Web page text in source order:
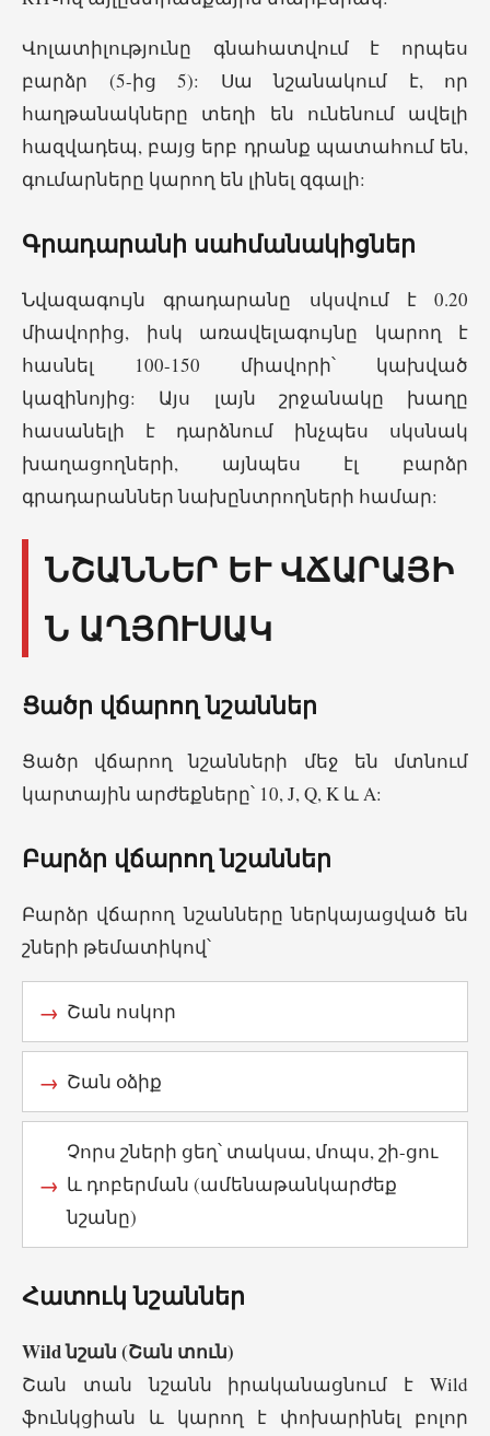
Վոլատիլությունը գնահատվում է որպես
բարձր (5-ից 5): Սա նշանակում է, որ
հաղթանակները տեղի են ունենում ավելի
հազվադեպ, բայց երբ դրանք պատահում են,
գումարները կարող են լինել զգալի:
Գրադարանի սահմանակիցներ
Նվազագույն գրադարանը սկսվում է 0.20
միավորից, իսկ առավելագույնը կարող է
հասնել 100-150 միավորի՝ կախված
կազինոյից: Այս լայն շրջանակը խաղը
հասանելի է դարձնում ինչպես սկսնակ
խաղացողների, այնպես էլ բարձր
գրադարաններ նախընտրողների համար:
ՆՇԱՆՆԵՐ ԵՒ ՎՃԱՐԱՅԻՆ
ԱՂՅՈՒՍԱԿ
Ցածր վճարող նշաններ
Ցածր վճարող նշանների մեջ են մտնում
կարտային արժեքները՝ 10, J, Q, K և A:
Բարձր վճարող նշաններ
Բարձր վճարող նշանները ներկայացված են
շների թեմատիկով՝
Շան ոսկոր
Շան օձիք
Չորս շների ցեղ՝ տակսա, մոպս, շի-ցու
և դոբերման (ամենաթանկարժեք
նշանը)
Հատուկ նշաններ
Wild նշան (Շան տուն)
Շան տան նշանն իրականացնում է Wild
ֆունկցիան և կարող է փոխարինել բոլոր